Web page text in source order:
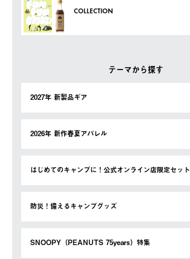
COLLECTION
テーマから探す
2027年 新製品ギア
2026年 新作春夏アパレル
はじめてのキャンプに！公式オンライン店限定セット
防災！備えるキャンプグッズ
SNOOPY（PEANUTS 75years）特集